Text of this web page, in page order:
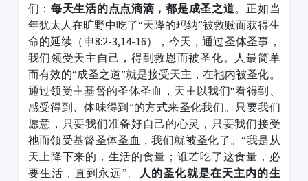
们： 每天生活的点点滴滴，都是成圣之道。正如当
年犹太人在旷野中吃了“天降的玛纳”被救赎而获得生
命的延续（申8:2-3,14-16），今天，通过圣体圣事，
我们领受天主自己，得到救恩而被圣化。人最简单
而有效的“成圣之道”就是接受天主，在祂内被圣化。
通过领受主基督的圣体圣血，天主以我们“看得到、
感受得到、体味得到”的方式来圣化我们。只要我们
愿意，只要我们准备好自己的心灵，只要我们接受
祂而领受基督圣体圣血，我们就被圣化了。“我是从
天上降下来的，生活的食量；谁若吃了这食量，必
要生活，直到永远”。
人的圣化就是在天主内的生